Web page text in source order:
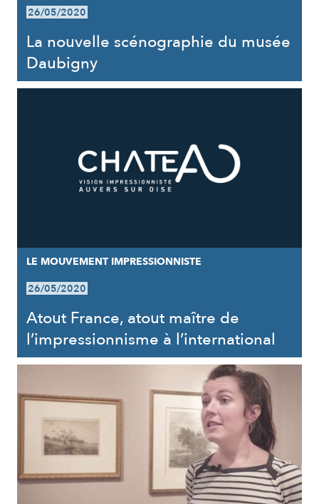
26/05/2020
La nouvelle scénographie du musée
Daubigny
LE MOUVEMENT IMPRESSIONNISTE
26/05/2020
Atout France, atout maître de
l’impressionnisme à l’international